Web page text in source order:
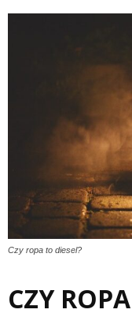
Czy ropa to diesel?
CZY